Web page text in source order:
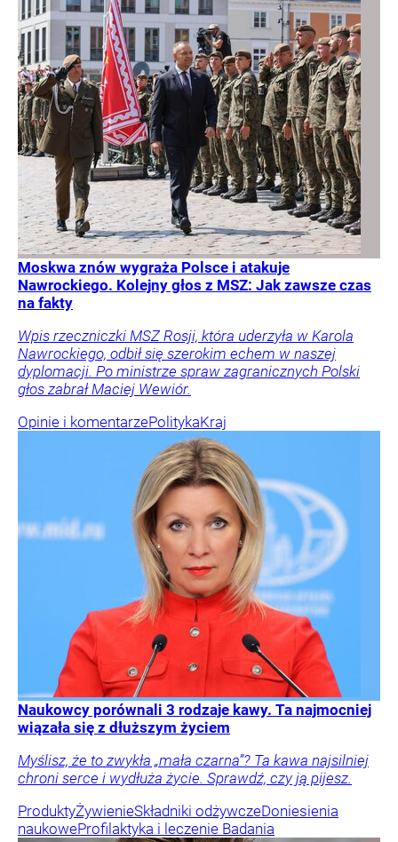
Moskwa znów wygraża Polsce i atakuje
Nawrockiego. Kolejny głos z MSZ: Jak zawsze czas
na fakty
Wpis rzeczniczki MSZ Rosji, która uderzyła w Karola
Nawrockiego, odbił się szerokim echem w naszej
dyplomacji. Po ministrze spraw zagranicznych Polski
głos zabrał Maciej Wewiór.
Opinie i komentarzePolitykaKraj
Naukowcy porównali 3 rodzaje kawy. Ta najmocniej
wiązała się z dłuższym życiem
Myślisz, że to zwykła „mała czarna”? Ta kawa najsilniej
chroni serce i wydłuża życie. Sprawdź, czy ją pijesz.
ProduktyŻywienieSkładniki odżywczeDoniesienia
naukoweProfilaktyka i leczenie Badania